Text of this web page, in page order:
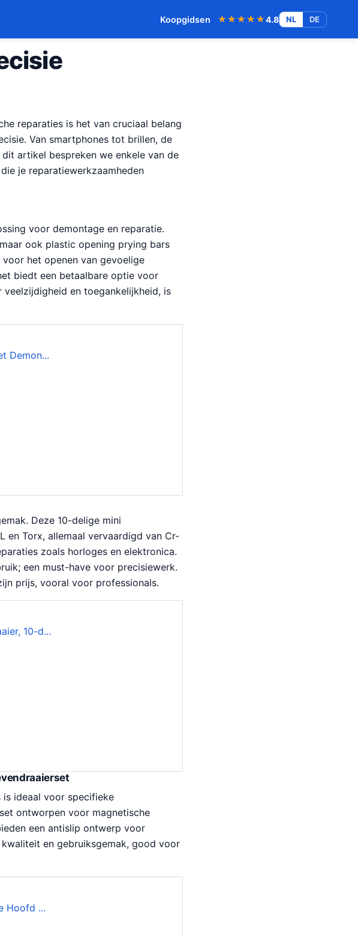
Koopgidsen ★★★★★
★★★★★4.8 NL DE
reparaties is het van cruciaal belang
Van smartphones tot brillen, de
artikel bespreken we enkele van de
je reparatiewerkzaamheden
voor demontage en reparatie.
ook plastic opening prying bars
het openen van gevoelige
biedt een betaalbare optie voor
en toegankelijkheid, is
Deze 10-delige mini
en Torx, allemaal vervaardigd van Cr-
zoals horloges en elektronica.
een must-have voor precisiewerk.
prijs, vooral voor professionals.
is ideaal voor specifieke
ontworpen voor magnetische
een antislip ontwerp voor
en gebruiksgemak, good voor